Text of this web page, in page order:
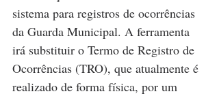
sistema para registros de ocorrências
da Guarda Municipal. A ferramenta
irá substituir o Termo de Registro de
Ocorrências (TRO), que atualmente é
realizado de forma física, por um